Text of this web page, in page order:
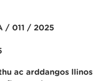
/ 011 / 2025
ac arddangos llinos